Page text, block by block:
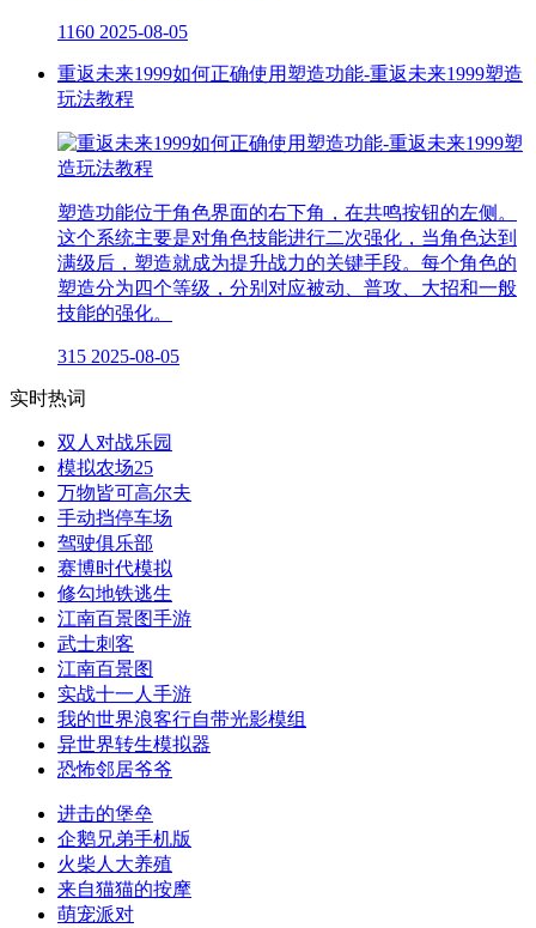
1160 2025-08-05
重返未来1999如何正确使用塑造功能-重返未来1999塑造
玩法教程
塑造功能位于角色界面的右下角，在共鸣按钮的左侧。
这个系统主要是对角色技能进行二次强化，当角色达到
满级后，塑造就成为提升战力的关键手段。每个角色的
塑造分为四个等级，分别对应被动、普攻、大招和一般
技能的强化。
315 2025-08-05
实时热词
双人对战乐园
模拟农场25
万物皆可高尔夫
手动挡停车场
驾驶俱乐部
赛博时代模拟
修勾地铁逃生
江南百景图手游
武士刺客
江南百景图
实战十一人手游
我的世界浪客行自带光影模组
异世界转生模拟器
恐怖邻居爷爷
进击的堡垒
企鹅兄弟手机版
火柴人大养殖
来自猫猫的按摩
萌宠派对